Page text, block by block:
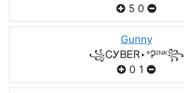
5 0
Gunny
꧁ᏟᎩᏴᎬᏒ‣ᐤᎮᴵᴺᴷ꧂
0 1